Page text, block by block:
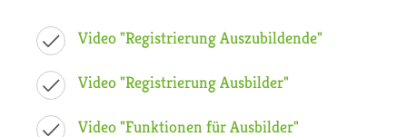
Video "Registrierung Auszubildende"
Video "Registrierung Ausbilder"
Video "Funktionen für Ausbilder"